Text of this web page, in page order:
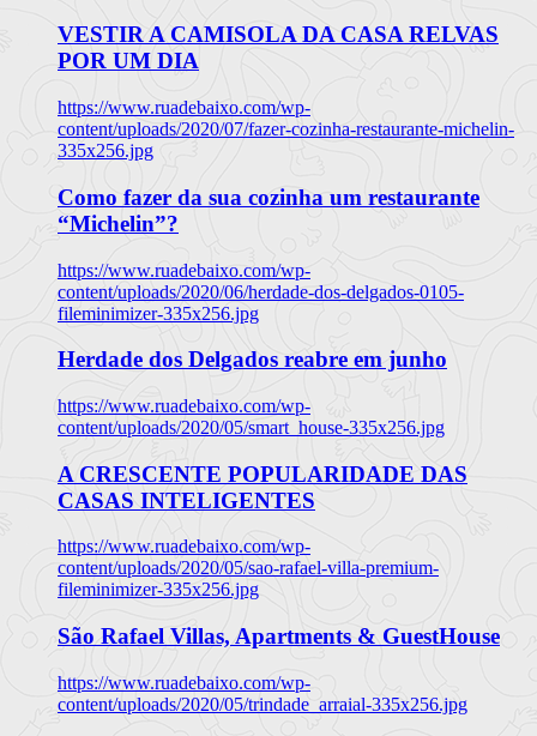
VESTIR A CAMISOLA DA CASA RELVAS
POR UM DIA
https://www.ruadebaixo.com/wp-
content/uploads/2020/07/fazer-cozinha-restaurante-michelin-
335x256.jpg
Como fazer da sua cozinha um restaurante
“Michelin”?
https://www.ruadebaixo.com/wp-
content/uploads/2020/06/herdade-dos-delgados-0105-
fileminimizer-335x256.jpg
Herdade dos Delgados reabre em junho
https://www.ruadebaixo.com/wp-
content/uploads/2020/05/smart_house-335x256.jpg
A CRESCENTE POPULARIDADE DAS
CASAS INTELIGENTES
https://www.ruadebaixo.com/wp-
content/uploads/2020/05/sao-rafael-villa-premium-
fileminimizer-335x256.jpg
São Rafael Villas, Apartments & GuestHouse
https://www.ruadebaixo.com/wp-
content/uploads/2020/05/trindade_arraial-335x256.jpg